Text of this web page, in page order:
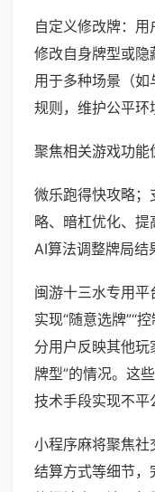
自定义修改牌：用
修改自身牌型或隐
用于多种场景（
规则，维护公平环
聚焦相关游戏功能
微乐跑得快攻略；
略、暗杠优化、
AI算法调整牌局结
闽游十三水专用
实现“随意选牌”“
分用户反映其他玩
牌型”的情况。这
技术手段实现不平
小程序麻将聚焦社
结算方式等细节，